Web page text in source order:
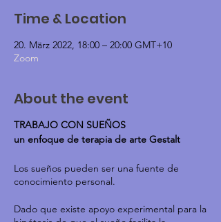
Time & Location
20. März 2022, 18:00 – 20:00 GMT+10
Zoom
About the event
TRABAJO CON SUEÑOS
un enfoque de terapia de arte Gestalt
Los sueños pueden ser una fuente de
conocimiento personal.
Dado que existe apoyo experimental para la